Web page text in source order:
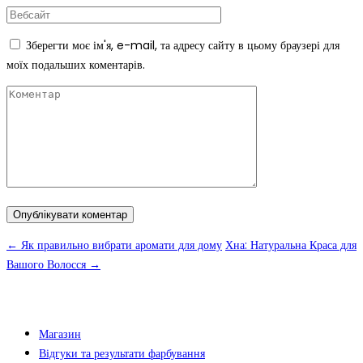
Зберегти моє ім'я, e-mail, та адресу сайту в цьому браузері для
моїх подальших коментарів.
← Як правильно вибрати аромати для дому Хна: Натуральна Краса для
Вашого Волосся →
Магазин
Відгуки та результати фарбування